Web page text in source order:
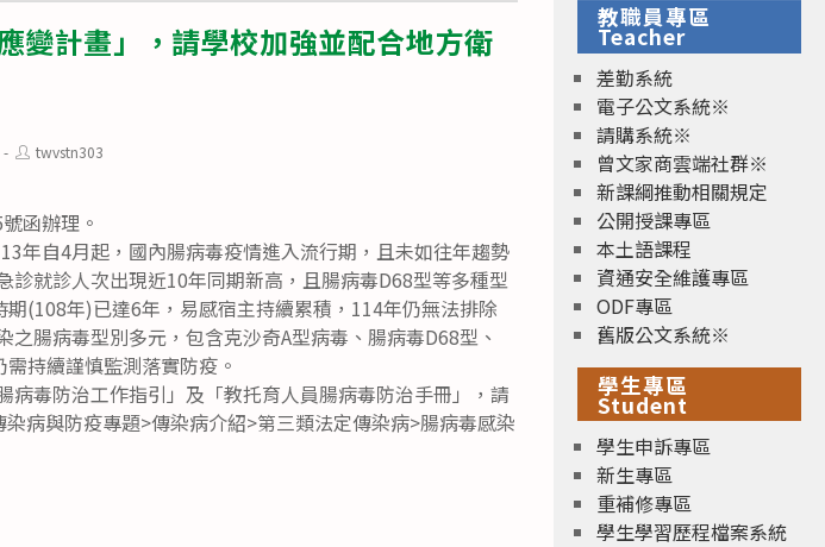
變計畫」，請學校加強並配合地方衛
Posttwvstn303
函辦理。
年自4月起，國內腸病毒疫情進入流行期，且未如往年趨勢
就診人次出現近10年同期新高，且腸病毒D68型等多種型
(108年)已達6年，易感宿主持續累積，114年仍無法排除
腸病毒型別多元，包含克沙奇A型病毒、腸病毒D68型、
持續謹慎監測落實防疫。
毒防治工作指引」及「教托育人員腸病毒防治手冊」，請
病與防疫專題>傳染病介紹>第三類法定傳染病>腸病毒感染
教職員專區
Teacher
差勤系統
電子公文系統※
請購系統※
曾文家商雲端社群※
新課綱推動相關規定
公開授課專區
本土語課程
資通安全維護專區
ODF專區
舊版公文系統※
學生專區
Student
學生申訴專區
新生專區
重補修專區
學生學習歷程檔案系統